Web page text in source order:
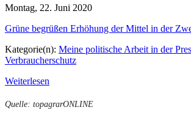
Montag, 22. Juni 2020
Grüne begrüßen Erhöhung der Mittel in der
Kategorie(n): Meine politische Arbeit in der
Verbraucherschutz
Weiterlesen
Quelle: topagrarONLINE